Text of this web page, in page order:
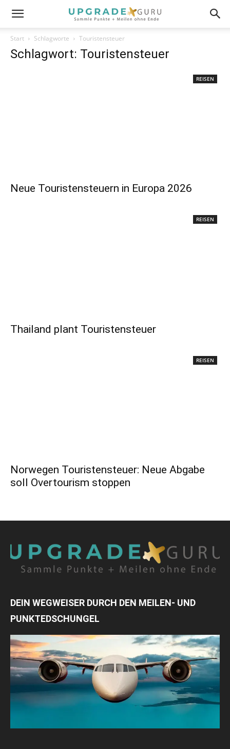
Start Schlagworte Touristensteuer
Schlagwort: Touristensteuer
REISEN
Neue Touristensteuern in Europa 2026
REISEN
Thailand plant Touristensteuer
REISEN
Norwegen Touristensteuer: Neue Abgabe
soll Overtourism stoppen
DEIN WEGWEISER DURCH DEN MEILEN- UND
PUNKTEDSCHUNGEL